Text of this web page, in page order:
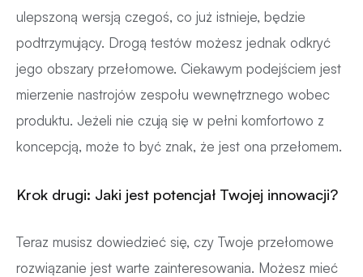
ulepszoną wersją czegoś, co już istnieje, będzie
podtrzymujący. Drogą testów możesz jednak odkryć
jego obszary przełomowe. Ciekawym podejściem jest
mierzenie nastrojów zespołu wewnętrznego wobec
produktu. Jeżeli nie czują się w pełni komfortowo z
koncepcją, może to być znak, że jest ona przełomem.
Krok drugi: Jaki jest potencjał Twojej innowacji?
Teraz musisz dowiedzieć się, czy Twoje przełomowe
rozwiązanie jest warte zainteresowania. Możesz mieć